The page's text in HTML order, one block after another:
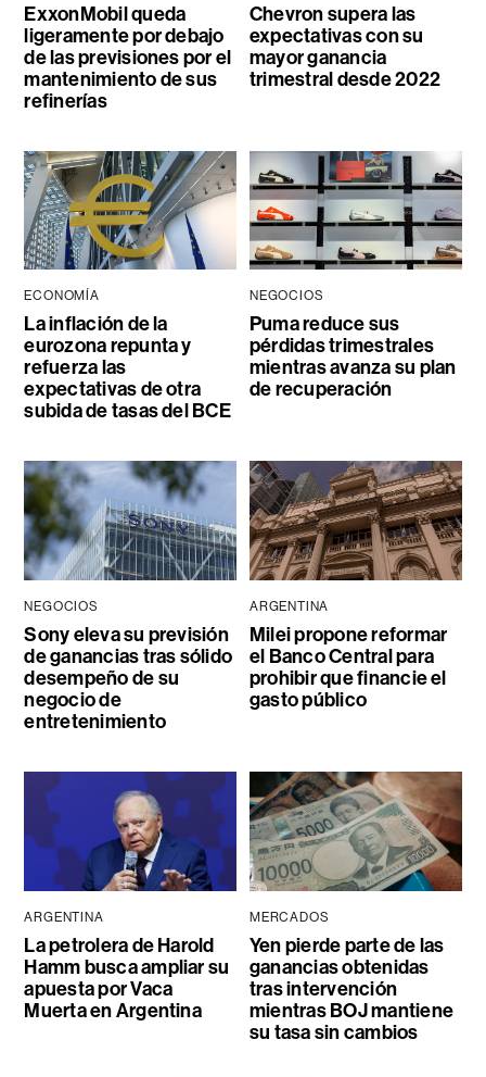
ExxonMobil queda
ligeramente por debajo
de las previsiones por el
mantenimiento de sus
refinerías
Chevron supera las
expectativas con su
mayor ganancia
trimestral desde 2022
ECONOMÍA
La inflación de la
eurozona repunta y
refuerza las
expectativas de otra
subida de tasas del BCE
NEGOCIOS
Puma reduce sus
pérdidas trimestrales
mientras avanza su plan
de recuperación
NEGOCIOS
Sony eleva su previsión
de ganancias tras sólido
desempeño de su
negocio de
entretenimiento
ARGENTINA
Milei propone reformar
el Banco Central para
prohibir que financie el
gasto público
ARGENTINA
La petrolera de Harold
Hamm busca ampliar su
apuesta por Vaca
Muerta en Argentina
MERCADOS
Yen pierde parte de las
ganancias obtenidas
tras intervención
mientras BOJ mantiene
su tasa sin cambios